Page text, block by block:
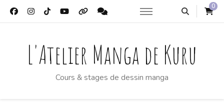
0
L'Atelier Manga de Kuru
Cours & stages de dessin manga